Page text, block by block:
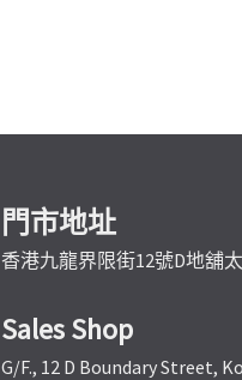
門市地址
香港九龍界限街12號D地舖
Sales Shop
G/F., 12 D Boundary Street,